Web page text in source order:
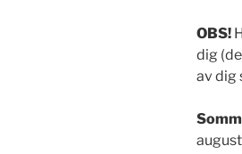
OBS!
dig
av dig